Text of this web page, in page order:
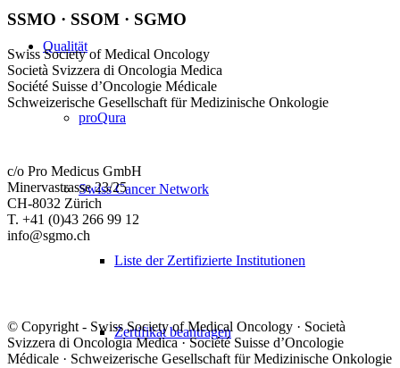
Qualität
proQura
Swiss Cancer Network
Liste der Zertifizierte Institutionen
Zertifikat beantragen
SSMO · SSOM · SGMO
Swiss Society of Medical Oncology
Società Svizzera di Oncologia Medica
Société Suisse d’Oncologie Médicale
Schweizerische Gesellschaft für Medizinische Onkologie
c/o Pro Medicus GmbH
Minervastrasse 23/25
CH-8032 Zürich
T. +41 (0)43 266 99 12
info@sgmo.ch
© Copyright - Swiss Society of Medical Oncology · Società
Svizzera di Oncologia Medica · Société Suisse d’Oncologie
Médicale · Schweizerische Gesellschaft für Medizinische Onkologie